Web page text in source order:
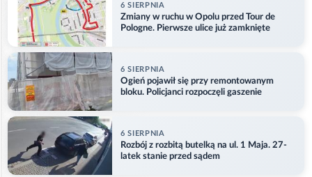
6 SIERPNIA
Zmiany w ruchu w Opolu przed Tour de
Pologne. Pierwsze ulice już zamknięte
6 SIERPNIA
Ogień pojawił się przy remontowanym
bloku. Policjanci rozpoczęli gaszenie
6 SIERPNIA
Rozbój z rozbitą butelką na ul. 1 Maja. 27-
latek stanie przed sądem